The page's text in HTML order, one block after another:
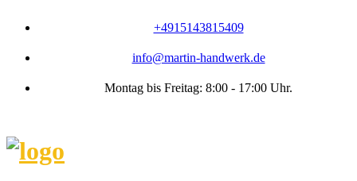
+4915143815409
info@martin-handwerk.de
Montag bis Freitag: 8:00 - 17:00 Uhr.